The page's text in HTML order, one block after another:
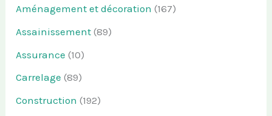
Aménagement et décoration (167)
Assainissement (89)
Assurance (10)
Carrelage (89)
Construction (192)